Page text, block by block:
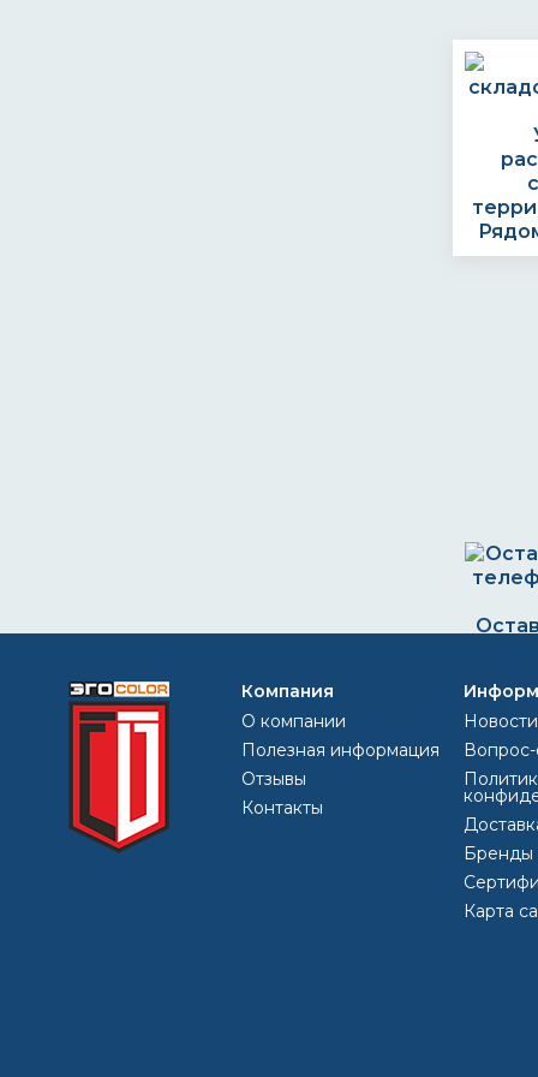
Компания
О компании
Полезная информация
Отзывы
Контакты
Новости
Вопрос-
Бренды
Карта